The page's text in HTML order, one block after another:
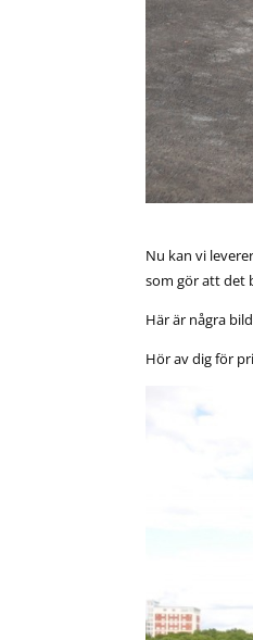
Nu kan vi
som gör att det
Här är några
Hör av dig för